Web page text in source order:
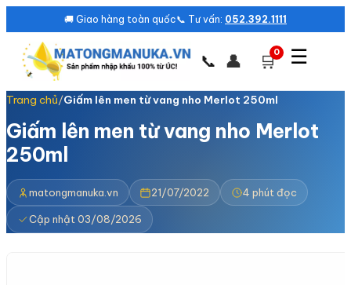
🚚 Giao hàng toàn quốc📞 Tư vấn: 052.392.1111
📞 👤 🛒0 ☰
Trang chủ/Giấm lên men từ vang nho Merlot 250ml
Giấm lên men từ vang nho Merlot
250ml
matongmanuka.vn 21/07/2022 4 phút đọc
Cập nhật 03/08/2026